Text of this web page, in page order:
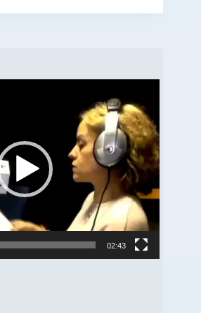
02:43